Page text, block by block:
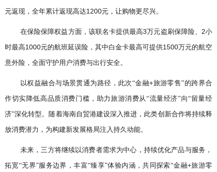
元返现，全年累计返现高达1200元，让购物更尽兴。
在保险保障权益方面，该联名卡提供最高3万元盗刷保障险、 2小
时最高1000元的航班延误险，其中白金卡最高可提供1500万元的航空
意外险，全面守护用户消费与出行安全。
以权益融合与场景贯通为路径，此次“金融+旅游零售”的跨界合
作切实降低高品质消费门槛，助力旅游消费从“流量经济”向“留量经
济”深化转型。随着海南自贸港建设深入推进，此类创新合作将持续释
放消费潜力，为构建新发展格局注入持久动能。
未来，三方将继续以消费者需求为中心，持续优化产品与服务，
拓宽“无界”服务边界，丰富“臻享”体验内涵，共同探索“金融+旅游零